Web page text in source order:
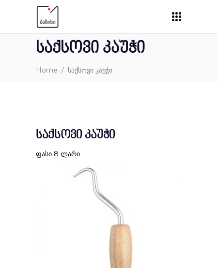
საქსოვი კაუჭი
Home / საქსოვი კაუჭი
საქსოვი კაუჭი
ფასი 8 ლარი